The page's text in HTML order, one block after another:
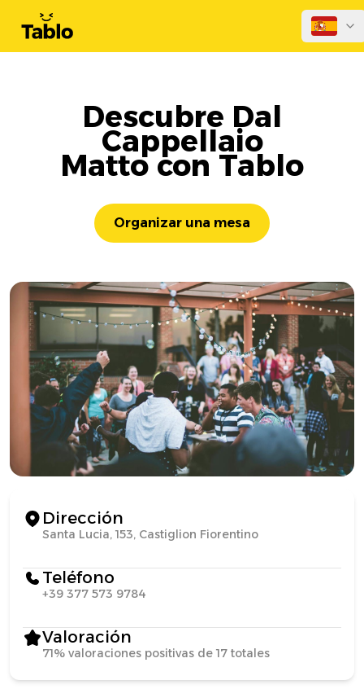
Descubre Dal
Cappellaio
Matto con Tablo
Organizar una mesa
Dirección
Santa Lucia, 153, Castiglion Fiorentino
Teléfono
+39 377 573 9784
Valoración
71% valoraciones positivas de 17 totales